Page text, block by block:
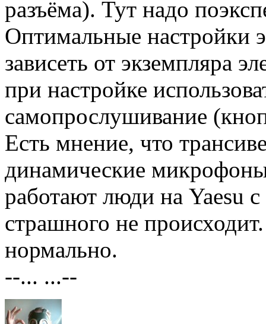
разъёма). Тут надо
Оптимальные настройки
зависеть от экземпляра
при настройке
самопрослушивание
Есть мнение, что
динамические
работают люди на Yaesu
страшного не
нормально.
--... ...--